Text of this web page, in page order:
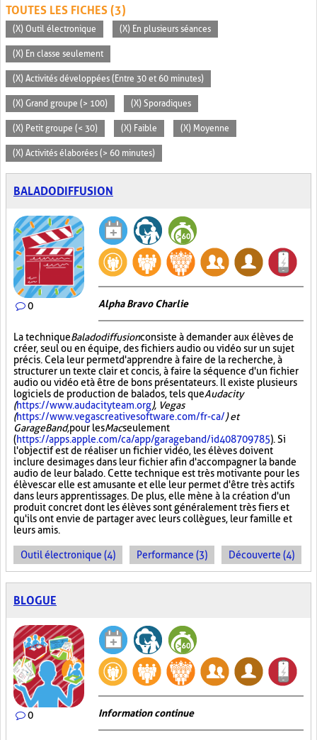
TOUTES LES FICHES (3)
(X) Outil électronique (X) En plusieurs séances
(X) En classe seulement
(X) Activités développées (Entre 30 et 60 minutes)
(X) Grand groupe (> 100) (X) Sporadiques
(X) Petit groupe (< 30) (X) Faible (X) Moyenne
(X) Activités élaborées (> 60 minutes)
BALADODIFFUSION
0 Alpha Bravo Charlie
La techniqueBaladodiffusionconsiste à demander aux élèves de
créer, seul ou en équipe, des fichiers audio ou vidéo sur un sujet
précis. Cela leur permet d'apprendre à faire de la recherche, à
structurer un texte clair et concis, à faire la séquence d'un fichier
audio ou vidéo et à être de bons présentateurs. Il existe plusieurs
logiciels de production de balados, tels queAudacity
(https://www.audacityteam.org), Vegas
(https://www.vegascreativesoftware.com/fr-ca/) et
GarageBand,pour lesMacseulement
(https://apps.apple.com/ca/app/garageband/id408709785). Si
l'objectif est de réaliser un fichier vidéo, les élèves doivent
inclure des images dans leur fichier afin d'accompagner la bande
audio de leur balado. Cette technique est très motivante pour les
élèves car elle est amusante et elle leur permet d'être très actifs
dans leurs apprentissages. De plus, elle mène à la création d'un
produit concret dont les élèves sont généralement très fiers et
qu'ils ont envie de partager avec leurs collègues, leur famille et
leurs amis.
Outil électronique (4) Performance (3) Découverte (4)
BLOGUE
0 Information continue